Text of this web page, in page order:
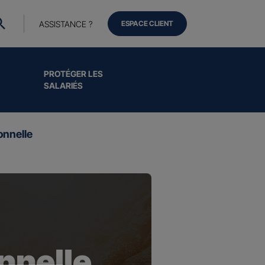
PROTÉGER LES
SALARIÉS
ASSISTANCE ? ESPACE CLIENT